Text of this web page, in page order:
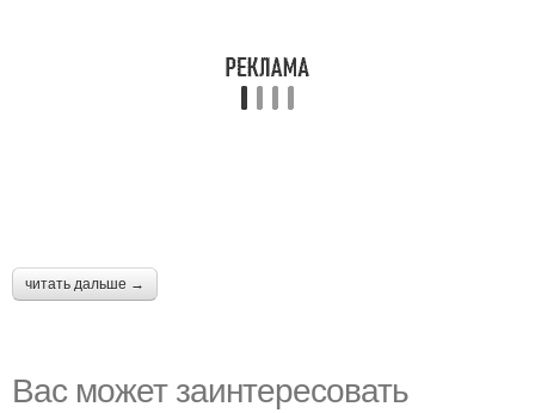
читать дальше →
Вас может заинтересовать